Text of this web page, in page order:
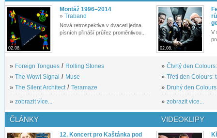
02.08.
Montáž 1996–2014
» Traband
Nová retrospektiva v dvaceti jedna
písních přináší průřez proměnlivou...
» Foreign Tongues / Rolling Stones
» The Wow! Signal / Muse
» The Silent Architect/ Teramaze
» zobrazit více...
02.08.
V
» Čtvrtý den
» Třetí den Colours:
» Druhý den
» zobrazit více...
ČLÁNKY
12. Koncert pro Kaštánka pod
VIDEOKLIPY